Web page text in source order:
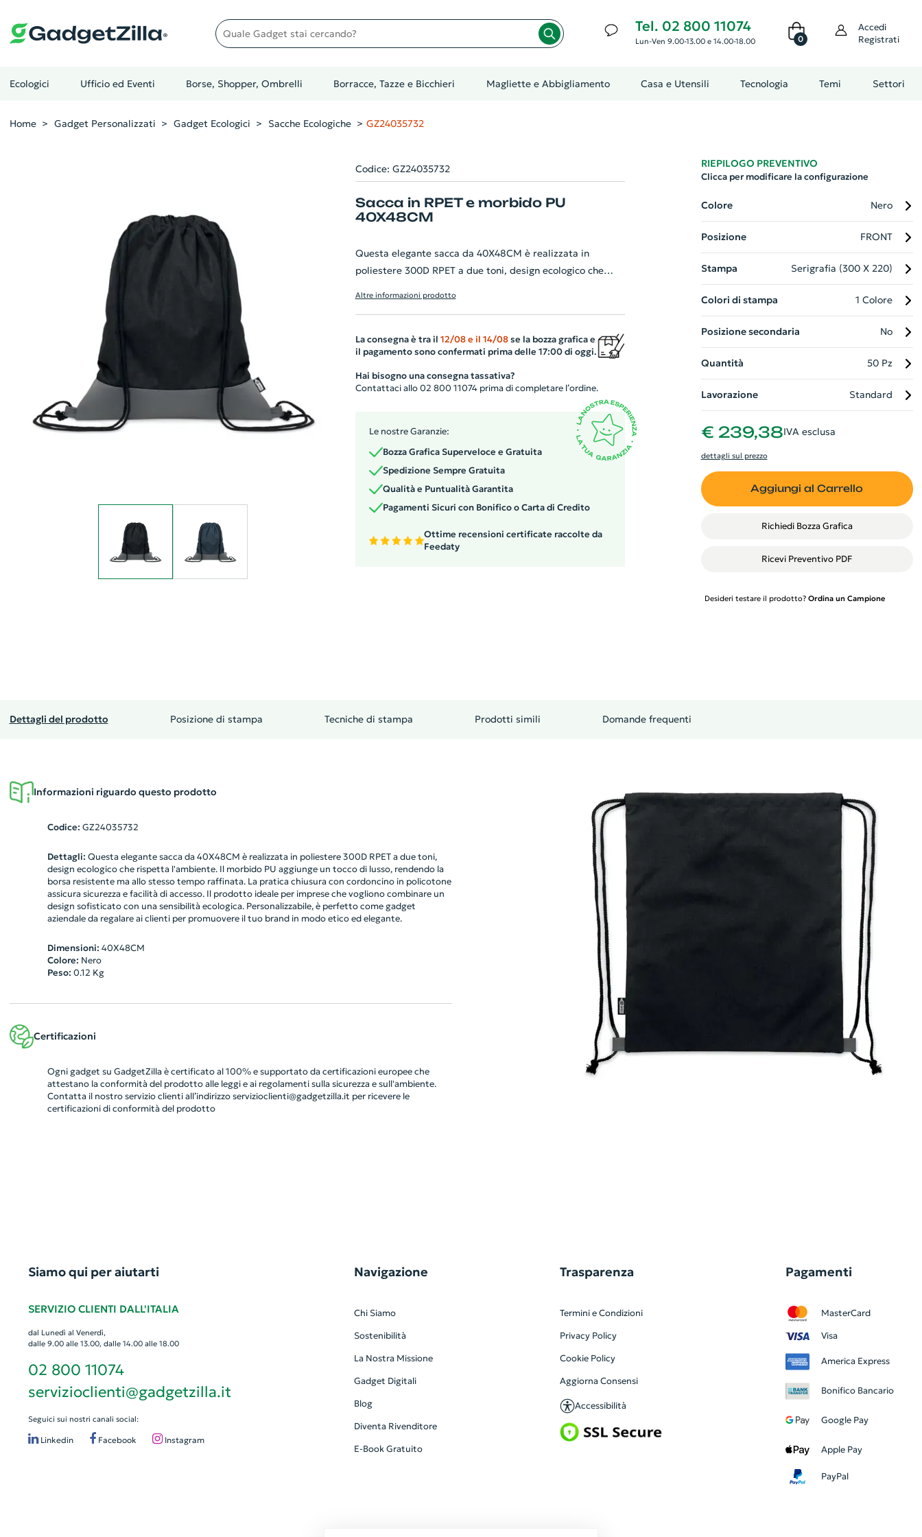
Quale gadget stai cercando? Tel. 02 800 11074
Lun-Ven 9.00-13.00 e 14.00-18.00 0
Accedi
Registrati
Ecologici Ufficio ed Eventi Borse, Shopper, Ombrelli Borracce, Tazze e Bicchieri Magliette e Abbigliamento Casa e Utensili Tecnologia Temi Settori
Home Gadget Personalizzati Gadget Ecologici Sacche Ecologiche GZ24035732
Codice: GZ24035732
Sacca in RPET e morbido PU
40X48CM
Questa elegante sacca da 40X48CM è realizzata in
poliestere 300D RPET a due toni, design ecologico che
assicura sicurezza e facilità di accesso. Il prodotto ideale
per imprese che vogliono combinare un design sofisticato
con una sensibilità ecologica. Personalizzabile, è perfetto
come gadget aziendale da regalare ai clienti per
promuovere il tuo brand in modo etico ed elegante.
Altre informazioni prodotto
La consegna è tra il 12/08 e il 14/08se la bozza grafica e
il pagamento sono confermati prima delle 17:00 di oggi.
Hai bisogno una consegna tassativa?
Contattaci allo 02 800 11074 prima di completare l’ordine.
Le nostre Garanzie:
Bozza Grafica Superveloce e Gratuita
Spedizione Sempre Gratuita
Qualità e Puntualità Garantita
Pagamenti Sicuri con Bonifico o Carta di Credito
Ottime recensioni certificate raccolte da
Feedaty
RIEPILOGO PREVENTIVO
Clicca per modificare la configurazione
Colore Nero
Posizione FRONT
Stampa Serigrafia (300 X 220)
Colori di stampa 1 Colore
Posizione secondaria No
Quantità 50 Pz
Lavorazione Standard
€ 239,38IVA esclusa
dettagli sul prezzo
Aggiungi al Carrello
Richiedi Bozza Grafica
Ricevi Preventivo PDF
Desideri testare il prodotto? Ordina un Campione
Dettagli del prodotto Posizione di stampa Tecniche di stampa Prodotti simili Domande frequenti
Informazioni riguardo questo prodotto
Codice: GZ24035732
Dettagli: Questa elegante sacca da 40X48CM è realizzata in poliestere 300D RPET a due toni,
design ecologico che rispetta l'ambiente. Il morbido PU aggiunge un tocco di lusso, rendendo la
borsa resistente ma allo stesso tempo raffinata. La pratica chiusura con cordoncino in policotone
assicura sicurezza e facilità di accesso. Il prodotto ideale per imprese che vogliono combinare un
design sofisticato con una sensibilità ecologica. Personalizzabile, è perfetto come gadget
aziendale da regalare ai clienti per promuovere il tuo brand in modo etico ed elegante.
Dimensioni: 40X48CM
Colore: Nero
Peso: 0.12 Kg
Certificazioni
Ogni gadget su GadgetZilla è certificato al 100% e supportato da certificazioni europee che
attestano la conformità del prodotto alle leggi e ai regolamenti sulla sicurezza e sull'ambiente.
Contatta il nostro servizio clienti all’indirizzo servizioclienti@gadgetzilla.it per ricevere le
certificazioni di conformità del prodotto
Siamo qui per aiutarti
SERVIZIO CLIENTI DALL'ITALIA
dal Lunedì al Venerdì,
dalle 9.00 alle 13.00, dalle 14.00 alle 18.00
02 800 11074
servizioclienti@gadgetzilla.it
Seguici sui nostri canali social:
Linkedin Facebook Instagram
Navigazione
Chi Siamo
Sostenibilità
La Nostra Missione
Gadget Digitali
Blog
Diventa Rivenditore
E-Book Gratuito
Trasparenza
Termini e Condizioni
Privacy Policy
Cookie Policy
Aggiorna Consensi
Accessibilità
Pagamenti
MasterCard
Visa
America Express
Bonifico Bancario
Google Pay
Apple Pay
PayPal